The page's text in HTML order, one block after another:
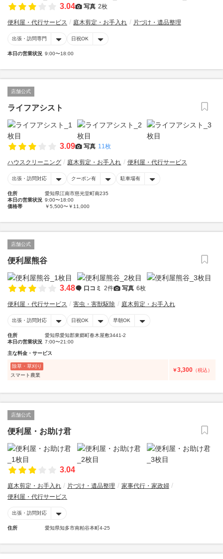
3.04 写真 2枚
便利屋・代行サービス 庭木剪定・お手入れ 片づけ・遺品整理
出張・訪問専門 日祝OK
本日の営業状況 9:00〜18:00
店舗公式
ライフアシスト
3.09 写真 11枚
ハウスクリーニング 庭木剪定・お手入れ 便利屋・代行サービス
出張・訪問対応 クーポン有 駐車場有
住所
愛知県江南市慈光堂町南235
本日の営業状況 9:00〜18:00
価格帯
￥5,500〜￥11,000
店舗公式
便利屋熊谷
3.48 口コミ 2件 写真 6枚
便利屋・代行サービス 害虫・害獣駆除 庭木剪定・お手入れ
出張・訪問対応 日祝OK 早朝OK
住所
愛知県愛知郡東郷町春木屋敷3441-2
本日の営業状況 7:00〜21:00
主な料金・サービス
除草・草刈り
スマート農業
￥3,300 （税込）
店舗公式
便利屋・お助け君
3.04
庭木剪定・お手入れ 片づけ・遺品整理
家事代行・家政婦
便利屋・代行サービス
出張・訪問対応
住所 愛知県知多市南粕谷本町4-25